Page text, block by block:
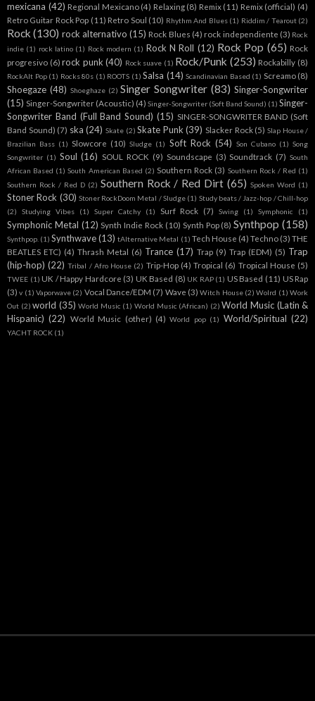
mexicana (42) Regional Mexicano (4) Relaxing (8) Remix (11) Remix (official) (4)
Retro Guitar Rock Pop (11) Retro Soul (10) Rhythm And Blues (1) Riddim / Tearout (2)
Rock (130) rock alternativo (15) Rock Blues (4) rock independiente (3) Rock
indie (1) rock latino (1) Rock modern (1) Rock N Roll (12) Rock Pop (65) Rock
progresivo (6) rock punk (40) Rock suave (1) Rock/Punk (253) Rockabilly (8)
RockAlt Pop (1) Rocks 80s (1) ROOTS (1) Salsa (14) Scandinavian Based (1) Screamo (8)
Shoegaze (48) Shoeghaze (2) Singer Songwriter (83) Singer-Songwriter
(15) Singer-Songwriter (Acoustic) (4) Singer-Songwriter (Soft Band Sound) (1) Singer-
Songwriter Band (Full Band Sound) (15) SINGER-SONGWRITER BAND (Soft
Band Sound) (7) ska (24) Skate (2) Skate Punk (39) Slacker Rock (5) Slap House /
Brazilian Bass (1) Slowcore (10) Sludge (1) Soft Rock (54) Son Cubano (1) Song
Songwriter (1) Soul (16) SOUL ROCK (9) Soundscape (3) Soundtrack (7) South
African Based (1) South American Based (2) Southern Rock (3) Southern Rock / Red (1)
Southern Rock / Red D (2) Southern Rock / Red Dirt (65) Spoken Word (1)
Stoner Rock (30) Stoner RockDoom Metal / Sludge (1) Study beats / Jazz-hop / Chill-hop
(2)
Studying Vibes (1) Super Catchy (1) Surf Rock (7) Swing (1) Symphonic (1)
Symphonic Metal (12) Synth Indie Rock (10) Synth Pop (8) Synthpop (158)
Synthpop. (1) Synthwave (13) tAlternative Metal (1) Tech House (4) Techno (3) THE
BEATLES ETC) (4) Thrash Metal (6) Trance (17) Trap (9) Trap (EDM) (5) Trap
(hip-hop) (22) Tribal / Afro House (2) Trip-Hop (4) Tropical (6) Tropical House (5)
TWEE (1) UK / Happy Hardcore (3) UK Based (8) UK RAP (1) US Based (11) US Rap
(3) v (1) Vaporwave (2) Vocal Dance/EDM (7) Wave (3) Witch House (2) Wolrd (1) Work
Out (2) world (35) World Music (1) World Music (African) (2) World Music (Latin &
Hispanic) (22) World Music (other) (4) World pop (1) World/Spiritual (22)
YACHT ROCK (1)